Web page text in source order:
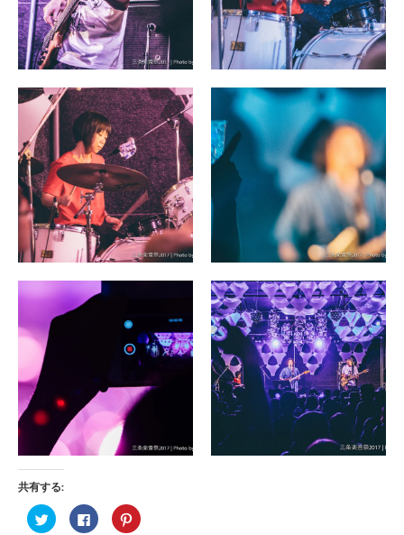
共有する:
ク
リ
Facebook
で
ク
リ